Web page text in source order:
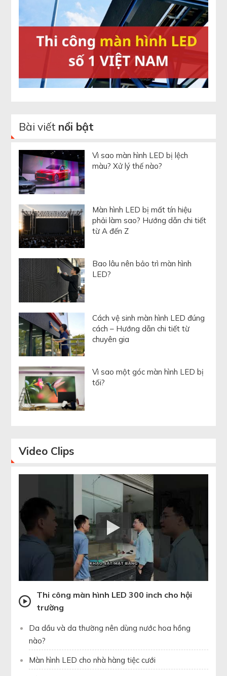
Bài viết nổi bật
Vì sao màn hình LED bị lệch
màu? Xử lý thế nào?
Màn hình LED bị mất tín hiệu
phải làm sao? Hướng dẫn chi tiết
từ A đến Z
Bao lâu nên bảo trì màn hình
LED?
Cách vệ sinh màn hình LED đúng
cách – Hướng dẫn chi tiết từ
chuyên gia
Vì sao một góc màn hình LED bị
tối?
Video Clips
Thi công màn hình LED 300 inch cho hội
trường
Da dầu và da thường nên dùng nước hoa hồng
nào?
Màn hình LED cho nhà hàng tiệc cưới